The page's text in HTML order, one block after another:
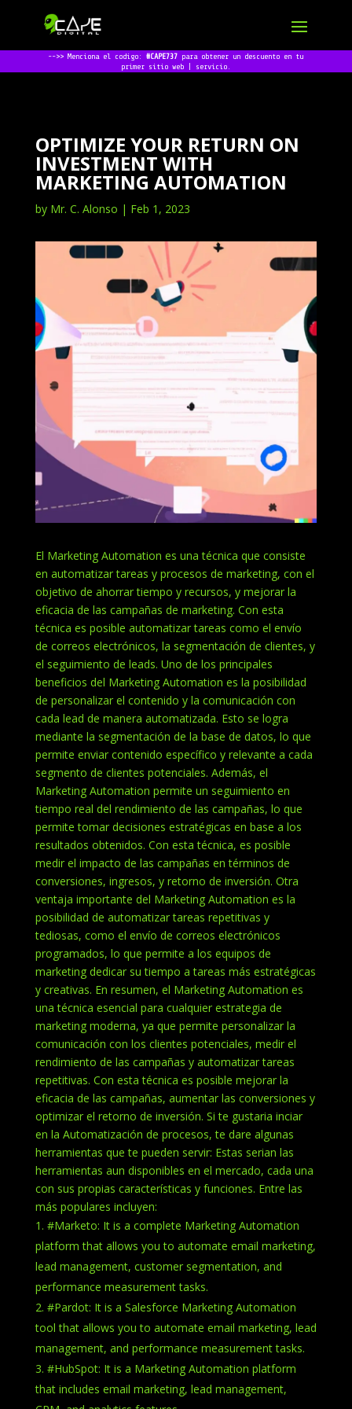
-->> Menciona el codigo:#CAPE737 para obtener un descuento en tu
primer sitio web | servicio.
OPTIMIZE YOUR RETURN ON
INVESTMENT WITH
MARKETING AUTOMATION
by Mr. C. Alonso | Feb 1, 2023
El Marketing Automation es una técnica que consiste
en automatizar tareas y procesos de marketing, con el
objetivo de ahorrar tiempo y recursos, y mejorar la
eficacia de las campañas de marketing. Con esta
técnica es posible automatizar tareas como el envío
de correos electrónicos, la segmentación de clientes, y
el seguimiento de leads. Uno de los principales
beneficios del Marketing Automation es la posibilidad
de personalizar el contenido y la comunicación con
cada lead de manera automatizada. Esto se logra
mediante la segmentación de la base de datos, lo que
permite enviar contenido específico y relevante a cada
segmento de clientes potenciales. Además, el
Marketing Automation permite un seguimiento en
tiempo real del rendimiento de las campañas, lo que
permite tomar decisiones estratégicas en base a los
resultados obtenidos. Con esta técnica, es posible
medir el impacto de las campañas en términos de
conversiones, ingresos, y retorno de inversión. Otra
ventaja importante del Marketing Automation es la
posibilidad de automatizar tareas repetitivas y
tediosas, como el envío de correos electrónicos
programados, lo que permite a los equipos de
marketing dedicar su tiempo a tareas más estratégicas
y creativas. En resumen, el Marketing Automation es
una técnica esencial para cualquier estrategia de
marketing moderna, ya que permite personalizar la
comunicación con los clientes potenciales, medir el
rendimiento de las campañas y automatizar tareas
repetitivas. Con esta técnica es posible mejorar la
eficacia de las campañas, aumentar las conversiones y
optimizar el retorno de inversión. Si te gustaria inciar
en la Automatización de procesos, te dare algunas
herramientas que te pueden servir: Estas serian las
herramientas aun disponibles en el mercado, cada una
con sus propias características y funciones. Entre las
más populares incluyen:
#Marketo: It is a complete Marketing Automation
platform that allows you to automate email marketing,
lead management, customer segmentation, and
performance measurement tasks.
#Pardot: It is a Salesforce Marketing Automation
tool that allows you to automate email marketing, lead
management, and performance measurement tasks.
#HubSpot: It is a Marketing Automation platform
that includes email marketing, lead management,